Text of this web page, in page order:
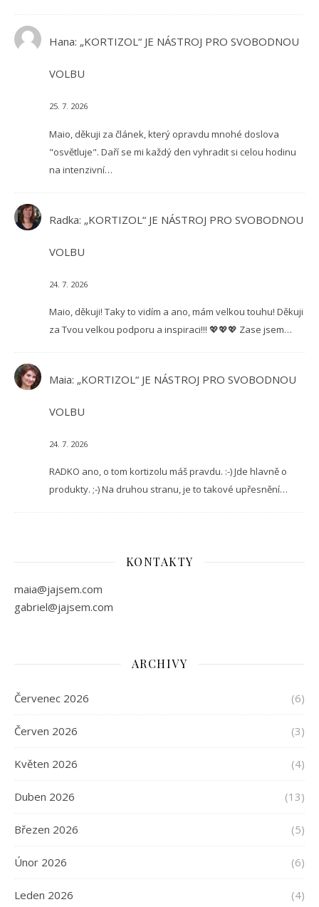
Hana: „KORTIZOL“ JE NÁSTROJ PRO SVOBODNOU
VOLBU
25. 7. 2026
Maio, děkuji za článek, který opravdu mnohé doslova
"osvětluje". Daří se mi každý den vyhradit si celou hodinu
na intenzivní…
Radka: „KORTIZOL“ JE NÁSTROJ PRO SVOBODNOU
VOLBU
24. 7. 2026
Maio, děkuji! Taky to vidím a ano, mám velkou touhu! Děkuji
za Tvou velkou podporu a inspiraci!!! 💖💖💖 Zase jsem…
Maia: „KORTIZOL“ JE NÁSTROJ PRO SVOBODNOU
VOLBU
24. 7. 2026
RADKO ano, o tom kortizolu máš pravdu. :-) Jde hlavně o
produkty. ;-) Na druhou stranu, je to takové upřesnění…
KONTAKTY
maia@jajsem.com
gabriel@jajsem.com
ARCHIVY
Červenec 2026 (6)
Červen 2026 (3)
Květen 2026 (4)
Duben 2026 (13)
Březen 2026 (5)
Únor 2026 (6)
Leden 2026 (4)